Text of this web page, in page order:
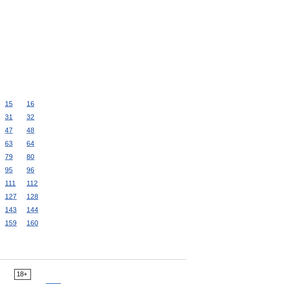
15
16
31
32
47
48
63
64
79
80
95
96
111
112
127
128
143
144
159
160
18+